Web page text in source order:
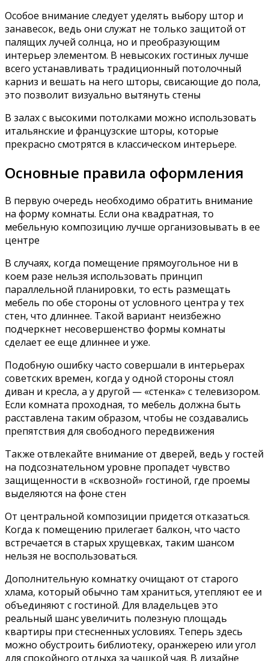
Особое внимание следует уделять выбору штор и
занавесок, ведь они служат не только защитой от
палящих лучей солнца, но и преобразующим
интерьер элементом. В невысоких гостиных лучше
всего устанавливать традиционный потолочный
карниз и вешать на него шторы, свисающие до пола,
это позволит визуально вытянуть стены
В залах с высокими потолками можно использовать
итальянские и французские шторы, которые
прекрасно смотрятся в классическом интерьере.
Основные правила оформления
В первую очередь необходимо обратить внимание
на форму комнаты. Если она квадратная, то
мебельную композицию лучше организовывать в ее
центре
В случаях, когда помещение прямоугольное ни в
коем разе нельзя использовать принцип
параллельной планировки, то есть размещать
мебель по обе стороны от условного центра у тех
стен, что длиннее. Такой вариант неизбежно
подчеркнет несовершенство формы комнаты
сделает ее еще длиннее и уже.
Подобную ошибку часто совершали в интерьерах
советских времен, когда у одной стороны стоял
диван и кресла, а у другой — «стенка» с телевизором.
Если комната проходная, то мебель должна быть
расставлена таким образом, чтобы не создавались
препятствия для свободного передвижения
Также отвлекайте внимание от дверей, ведь у гостей
на подсознательном уровне пропадет чувство
защищенности в «сквозной» гостиной, где проемы
выделяются на фоне стен
От центральной композиции придется отказаться.
Когда к помещению прилегает балкон, что часто
встречается в старых хрущевках, таким шансом
нельзя не воспользоваться.
Дополнительную комнатку очищают от старого
хлама, который обычно там храниться, утепляют ее и
объединяют с гостиной. Для владельцев это
реальный шанс увеличить полезную площадь
квартиры при стесненных условиях. Теперь здесь
можно обустроить библиотеку, оранжерею или угол
для спокойного отдыха за чашкой чая. В дизайне